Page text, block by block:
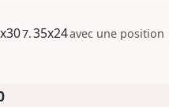
7.35x24avec une position